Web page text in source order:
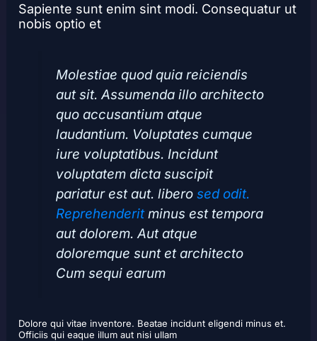
Sapiente sunt enim sint modi. Consequatur ut
nobis optio et
Molestiae quod quia reiciendis
aut sit. Assumenda illo architecto
quo accusantium atque
laudantium. Voluptates cumque
iure voluptatibus. Incidunt
voluptatem dicta suscipit
pariatur est aut. liberosed odit.
Reprehenderitminus est tempora
aut dolorem. Aut atque
doloremque sunt et architecto
Cum sequi earum
Dolore qui vitae inventore. Beatae incidunt eligendi minus et.
Officiis qui eaque illum aut nisi ullam